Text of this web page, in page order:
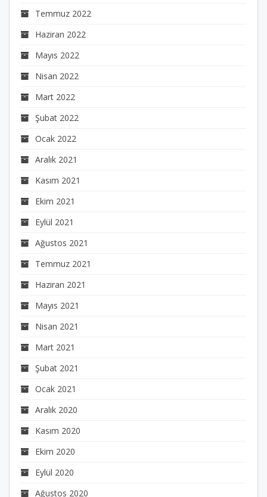
Temmuz 2022
Haziran 2022
Mayıs 2022
Nisan 2022
Mart 2022
Şubat 2022
Ocak 2022
Aralık 2021
Kasım 2021
Ekim 2021
Eylül 2021
Ağustos 2021
Temmuz 2021
Haziran 2021
Mayıs 2021
Nisan 2021
Mart 2021
Şubat 2021
Ocak 2021
Aralık 2020
Kasım 2020
Ekim 2020
Eylül 2020
Ağustos 2020